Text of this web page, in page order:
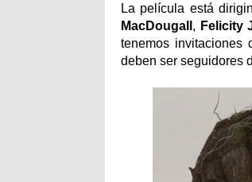
La película está
MacDougall , Felicity
tenemos invitaciones
deben ser seguidores